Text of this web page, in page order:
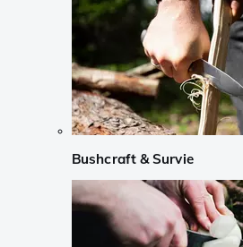
Bushcraft & Survie